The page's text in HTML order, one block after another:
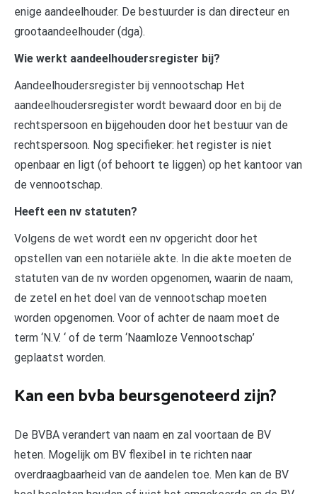
enige aandeelhouder. De bestuurder is dan directeur en
grootaandeelhouder (dga).
Wie werkt aandeelhoudersregister bij?
Aandeelhoudersregister bij vennootschap Het
aandeelhoudersregister wordt bewaard door en bij de
rechtspersoon en bijgehouden door het bestuur van de
rechtspersoon. Nog specifieker: het register is niet
openbaar en ligt (of behoort te liggen) op het kantoor van
de vennootschap.
Heeft een nv statuten?
Volgens de wet wordt een nv opgericht door het
opstellen van een notariële akte. In die akte moeten de
statuten van de nv worden opgenomen, waarin de naam,
de zetel en het doel van de vennootschap moeten
worden opgenomen. Voor of achter de naam moet de
term ‘N.V. ‘ of de term ‘Naamloze Vennootschap’
geplaatst worden.
Kan een bvba beursgenoteerd zijn?
De BVBA verandert van naam en zal voortaan de BV
heten. Mogelijk om BV flexibel in te richten naar
overdraagbaarheid van de aandelen toe. Men kan de BV